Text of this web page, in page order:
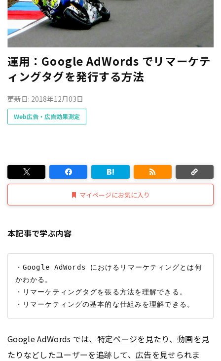
運用：Google AdWords でリマーケテ
ィングタグを発行する方法
更新日: 2018年12月03日
Web広告・広告効果測定
マイページにお気に入り
本記事で学ぶ内容
・Google AdWords におけるリマーケティングとは何
かわかる。
・リマーケティングタグを張る方法を理解できる。
GoogleAdWords では、特定ページを見たり、動画を見
たりなどしたユーザーを追跡して、広告を見せられま